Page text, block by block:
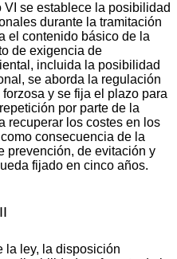
se establece la posibilidad
durante la tramitación
el contenido básico de la
de exigencia de
incluida la posibilidad
se aborda la regulación
y se fija el plazo para
por parte de la
recuperar los costes en los
consecuencia de la
prevención, de evitación y
fijado en cinco años.
la ley, la disposición